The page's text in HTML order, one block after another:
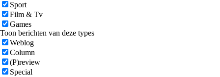
Sport
Film & Tv
Games
Toon berichten van deze types
Weblog
Column
(P)review
Special